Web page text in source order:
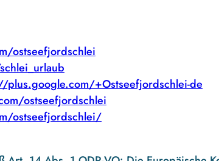
ostseefjordschlei
plus.google.com/+Ostseefjordschlei-de
ostseefjordschlei
ostseefjordschlei/